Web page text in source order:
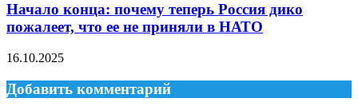
Начало конца: почему теперь Россия дико
пожалеет, что ее не приняли в НАТО
16.10.2025
Добавить комментарий